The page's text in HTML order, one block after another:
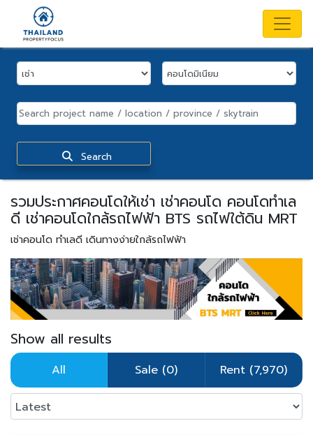
Search
รวมประกาศคอนโดให้เช่า เช่าคอนโด คอนโดทำเล
ดี เช่าคอนโดใกล้รถไฟฟ้า BTS รถไฟใต้ดิน MRT
เช่าคอนโด ทำเลดี เดินทางง่ายใกล้รถไฟฟ้า
Show all results
All Sale (0) Rent (7,970)